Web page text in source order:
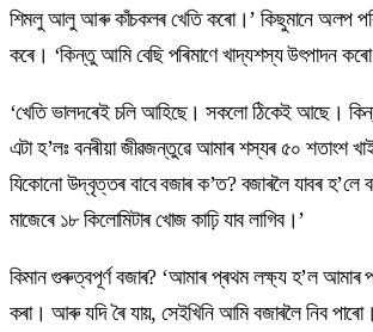
শিমলু আলু আৰু কাঁচকলৰ খেতি কৰো।’ কিছুমানে অলপ
কৰে। ‘কিন্তু আমি বেছি পৰিমাণে খাদ্যশস্য উৎপাদন
‘খেতি ভালদৰেই চলি আহিছে। সকলো ঠিকেই আছে।
এটা হ’লঃ বনৰীয়া জীৱজন্তুৱে আমাৰ শস্যৰ ৫০ শতাংশ
যিকোনো উদ্বৃত্তৰ বাবে বজাৰ ক’ত? বজাৰলৈ যাবৰ হ’লে
মাজেৰে ১৮ কিলোমিটাৰ খোজ কাঢ়ি যাব লাগিব।’
কিমান গুৰুত্বপূৰ্ণ বজাৰ? ‘আমাৰ প্ৰথম লক্ষ্য হ’ল আমাৰ
কৰা। আৰু যদি ৰৈ যায়, সেইখিনি আমি বজাৰলৈ নিব